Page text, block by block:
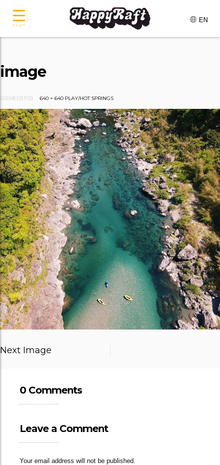
EN
image
2025年3月17日 640 × 640 PLAY/HOT SPRINGS
Next Image
0 Comments
Leave a Comment
Your email address will not be published.
メニュー